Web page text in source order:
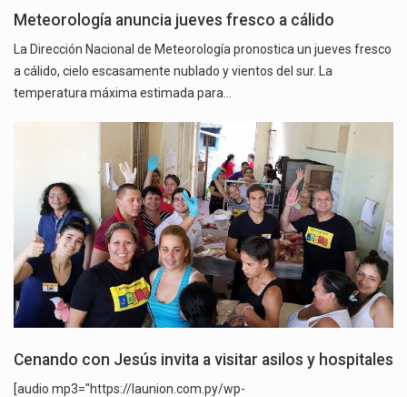
Meteorología anuncia jueves fresco a cálido
La Dirección Nacional de Meteorología pronostica un jueves fresco
a cálido, cielo escasamente nublado y vientos del sur. La
temperatura máxima estimada para…
Cenando con Jesús invita a visitar asilos y hospitales
[audio mp3="https://launion.com.py/wp-